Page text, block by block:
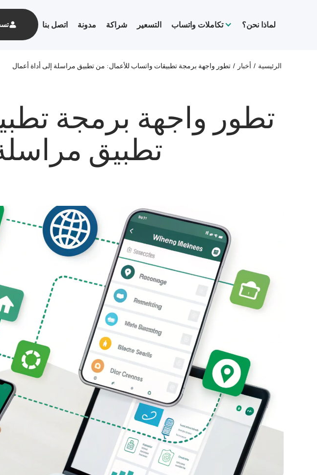
لماذا نحن؟ تكاملات واتساب التسعير شراكة مدونة اتصل بنا
الرئيسية / أخبار / تطور واجهة برمجة تطبيقات واتساب للأعمال: من تطبيق مراسلة إلى أداة أعمال
تطور واجهة برمجة
تطبيق